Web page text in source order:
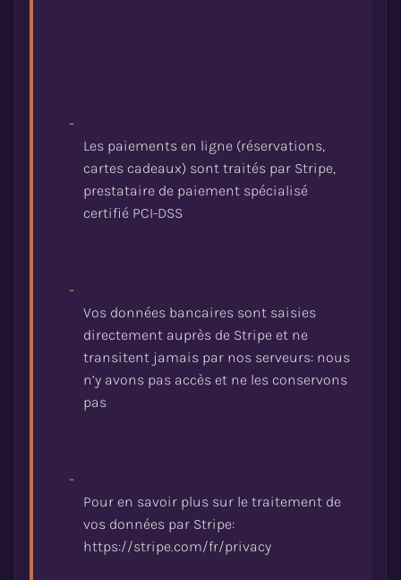
-
Les paiements en ligne (réservations,
cartes cadeaux) sont traités par Stripe,
prestataire de paiement spécialisé
-
Vos données bancaires sont saisies
directement auprès de Stripe et ne
transitent jamais par nos serveurs: nous
n’y avons pas accès et ne les conservons
-
Pour en savoir plus sur le traitement de
vos données par Stripe: